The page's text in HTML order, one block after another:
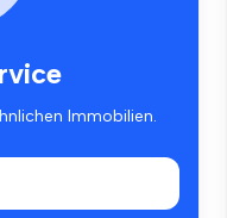
Immobilien.